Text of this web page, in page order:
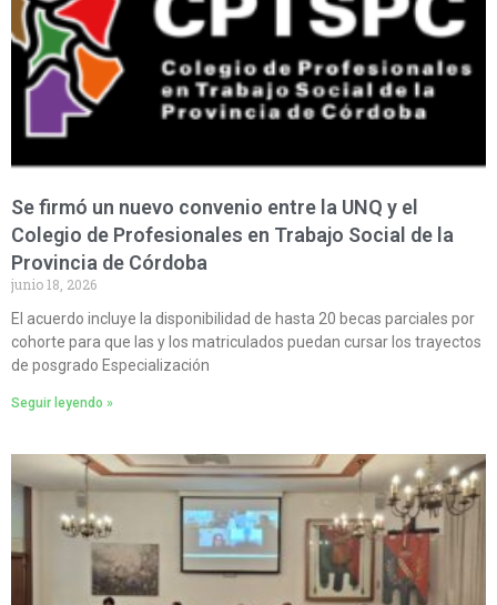
Se firmó un nuevo convenio entre la UNQ y el
Colegio de Profesionales en Trabajo Social de la
Provincia de Córdoba
junio 18, 2026
El acuerdo incluye la disponibilidad de hasta 20 becas parciales por
cohorte para que las y los matriculados puedan cursar los trayectos
de posgrado Especialización
Seguir leyendo »